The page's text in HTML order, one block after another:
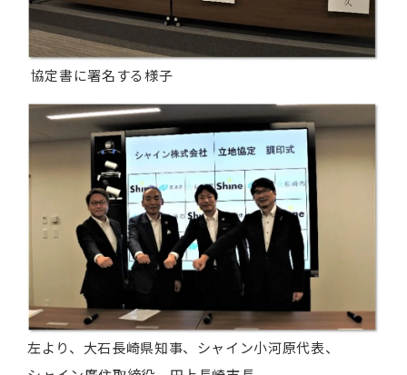
協定書に署名する様子
左より、大石長崎県知事、シャイン小河原代表、